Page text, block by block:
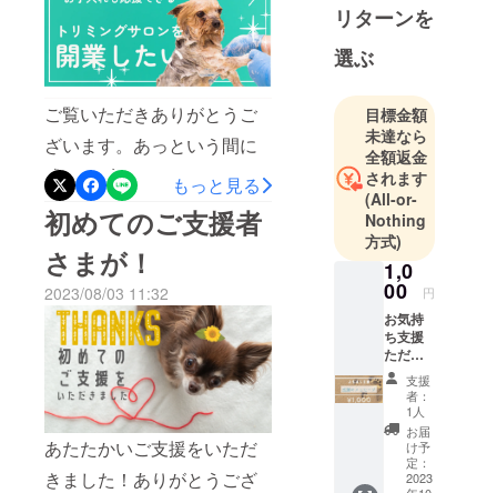
リベンジの可能性(？)もある
かもしれませんが、その時
やってください♪本当にあり
がとうございました‼︎
ご覧いただきありがとうご
ざいます。あっという間に
残りわずかとなってしまい
ました。もっと上手に企画
を進められたら良かったの
ですが、要領が悪くて思う
ようにはいきませんね。辛
辣な言葉をいただくことも
ありました。"自活でなんと
か成し遂げる"若い頃は私も
そう思っていましたよ。昔
の自分が思っていたこと
が、そのままブーメランと
もっと見る
初めてのご支援者
さまが！
2023/08/03 11:32
あたたかいご支援をいただ
きました！ありがとうござ
リターンを
選ぶ
目標金額
未達なら
全額返金
されます
(All-or-
Nothing
方式)
1,0
00 円
お気持
ち支援
ただた
だ応援
してい
ただけ
る方向
けのリ
ターン
になり
支援
者：
1人
お届
け予
定：
2023